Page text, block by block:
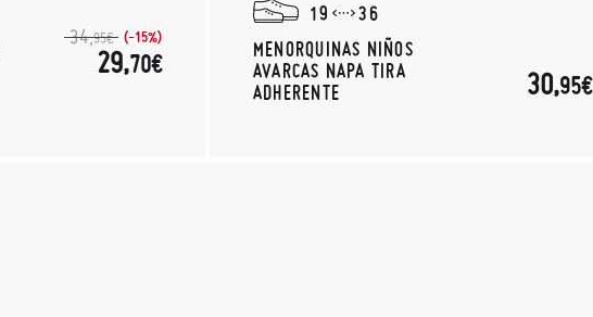
34,95€ (-15%)
29,70€
19
36
MENORQUINAS NIÑOS
AVARCAS NAPA TIRA
ADHERENTE
30,95€